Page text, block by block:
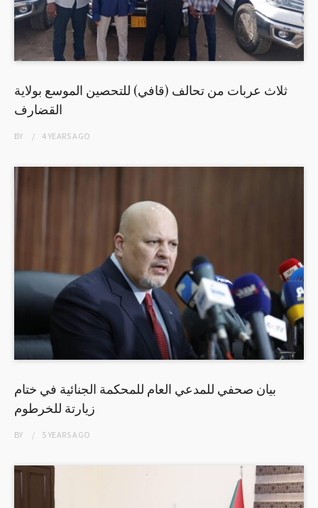
ثلاث عربات من تحالف (قافي) للتحصين الموسع بولاية
القضارف
BY 4 YEARSAGO
بيان صحفي للمدعي العام للمحكمة الجنائية في ختام
زيارتة للخرطوم
BY 5 YEARSAGO